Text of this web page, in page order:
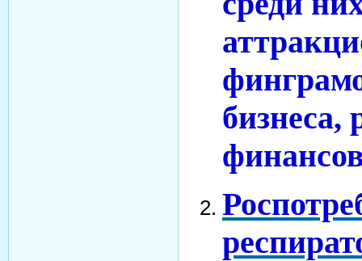
бизнеса,